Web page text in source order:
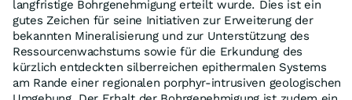
langfristige Bohrgenehmigung erteilt wurde. Dies ist ein
gutes Zeichen für seine Initiativen zur Erweiterung der
bekannten Mineralisierung und zur Unterstützung des
Ressourcenwachstums sowie für die Erkundung des
kürzlich entdeckten silberreichen epithermalen Systems
am Rande einer regionalen porphyr-intrusiven geologischen